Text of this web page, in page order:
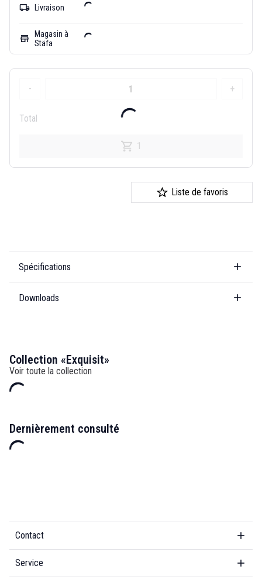
local_shipping Livraison
store
Magasin à
Stäfa
- +
Total
1
Liste de favoris
Spécifications
Downloads
Collection «Exquisit»
Voir toute la collection
Dernièrement consulté
Contact
Service